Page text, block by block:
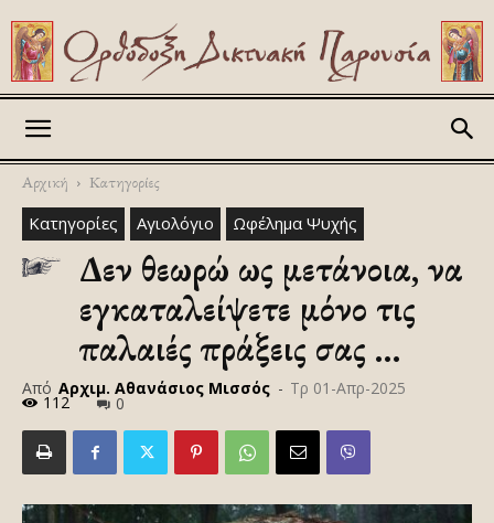
Αρχική Κατηγορίες
Κατηγορίες Αγιολόγιο Ωφέλημα Ψυχής
Δεν θεωρώ ως μετάνοια, να
εγκαταλείψετε μόνο τις
παλαιές πράξεις σας …
Από Αρχιμ. Αθανάσιος Μισσός - Τρ 01-Απρ-2025
112 0